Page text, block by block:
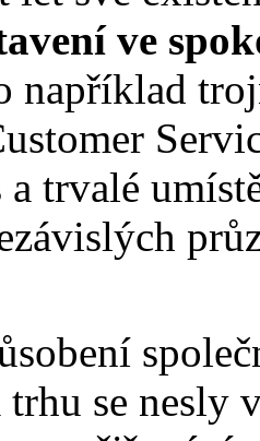
ve
například
a trvalé
trhu se nesly